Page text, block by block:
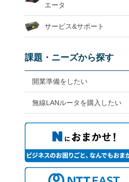
エータ
サービス&サポート
課題・ニーズから探す
開業準備をしたい
無線LANルータを購入したい